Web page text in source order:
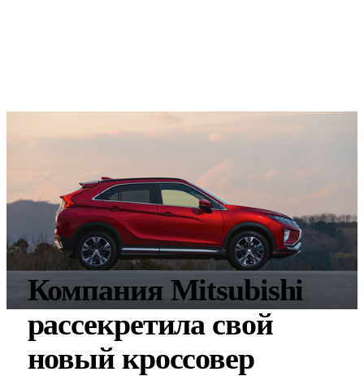
Компания Mitsubishi
рассекретила свой
новый кроссовер